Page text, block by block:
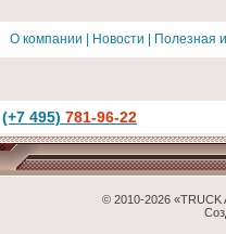
О компании Новости Полезная
(+7 495) 781-96-22
© 2010-2026